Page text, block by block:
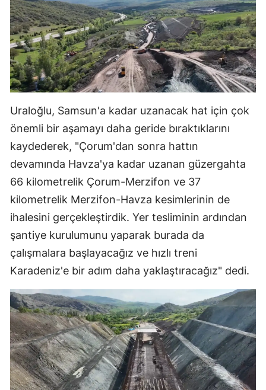
Bayburt
Karaman
Kırıkkale
Batman
Şırnak
Bartın
Ardahan
Iğdır
Yalova
Karabük
Kilis
Düzce
Uraloğlu, Samsun'a kadar uzanacak hat için çok
önemli bir aşamayı daha geride bıraktıklarını
kaydederek, "Çorum'dan sonra hattın
devamında Havza'ya kadar uzanan güzergahta
66 kilometrelik Çorum-Merzifon ve 37
kilometrelik Merzifon-Havza kesimlerinin de
ihalesini gerçekleştirdik. Yer tesliminin ardından
şantiye kurulumunu yaparak burada da
çalışmalara başlayacağız ve hızlı treni
Karadeniz'e bir adım daha yaklaştıracağız" dedi.